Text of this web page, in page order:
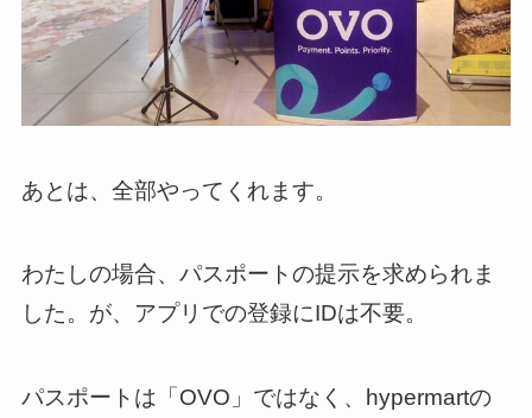
あとは、全部やってくれます。
わたしの場合、パスポートの提示を求められま
した。が、アプリでの登録にIDは不要。
パスポートは「OVO」ではなく、hypermartの